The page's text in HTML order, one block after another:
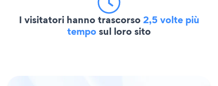
I visitatori hanno trascorso2,5 volte più
temposul loro sito